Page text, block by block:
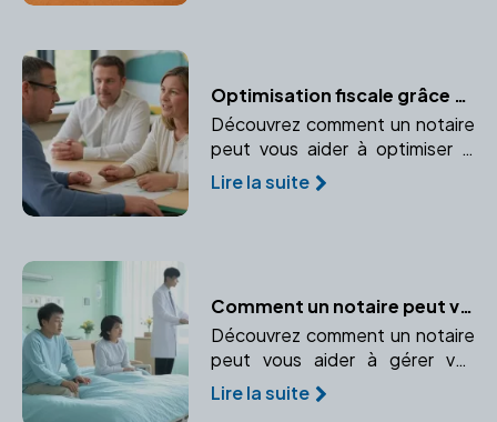
Optimisation fiscale grâce au notaire : conseils et stratégies pour votre entreprise
Découvrez comment un notaire
peut vous aider à optimiser la
fiscalité de votre entreprise dès
sa création. Anticipez vos
Lire la suite
Comment un notaire peut vous aider en cas d'incapacité temporaire
Découvrez comment un notaire
peut vous aider à gérer vos
biens et vos intérêts en cas
d'incapacité temporaire.
Lire la suite